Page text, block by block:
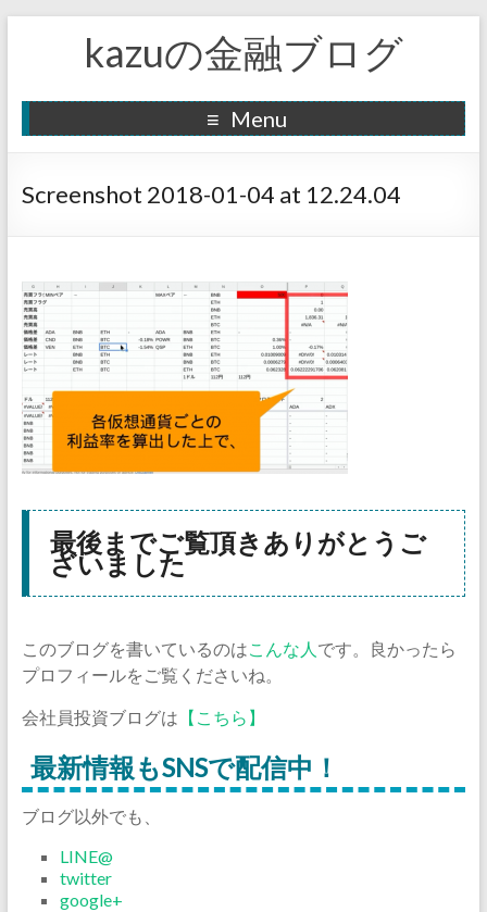
kazuの金融ブログ
Menu
Screenshot 2018-01-04 at 12.24.04
最後までご覧頂きありがとうご
ざいました
このブログを書いているのはこんな人 です。良かったら
プロフィールをご覧くださいね。
会社員投資ブログは 【こちら】
最新情報もSNSで配信中！
ブログ以外でも、
LINE@
twitter
google+